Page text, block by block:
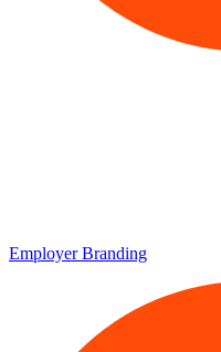
Employer Branding